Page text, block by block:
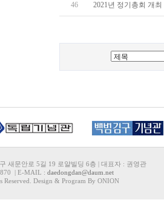
46 2021년 정기총회 개최
새문안로 5길 19 로얄빌딩 6층 | 대표자 : 권영관
| E-MAIL : daedongdan@daum.net
Reserved. Design & Program By ONION